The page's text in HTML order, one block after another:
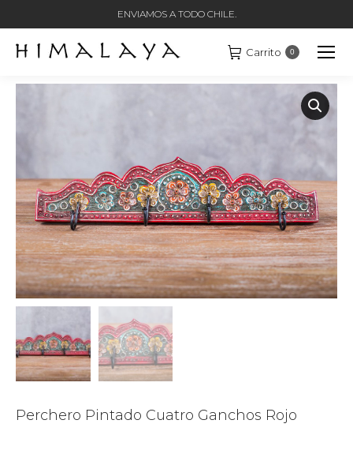
ENVIAMOS A TODO CHILE.
Carrito 0
Perchero Pintado Cuatro Ganchos Rojo